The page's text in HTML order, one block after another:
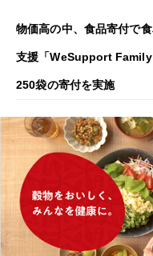
物価高の中、食品寄付で
支援「WeSupport Family
250袋の寄付を実施